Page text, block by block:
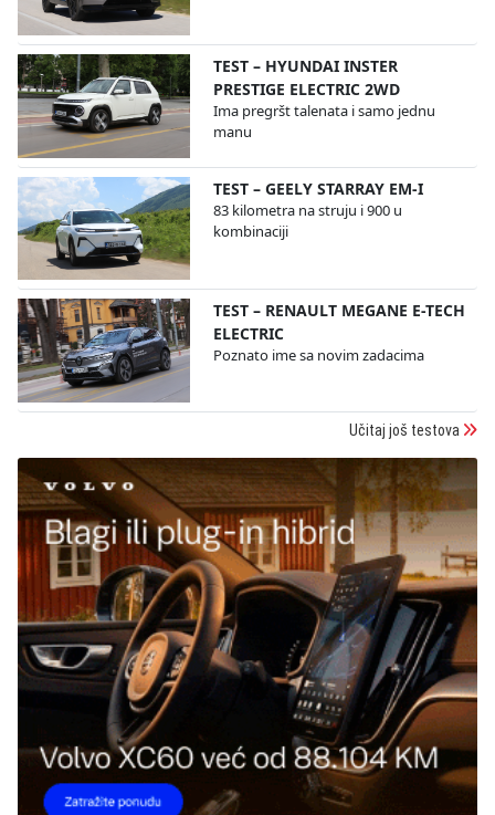
TEST – HYUNDAI INSTER
PRESTIGE ELECTRIC 2WD
Ima pregršt talenata i samo jednu
manu
TEST – GEELY STARRAY EM-I
83 kilometra na struju i 900 u
kombinaciji
TEST – RENAULT MEGANE E-TECH
ELECTRIC
Poznato ime sa novim zadacima
Učitaj još testova